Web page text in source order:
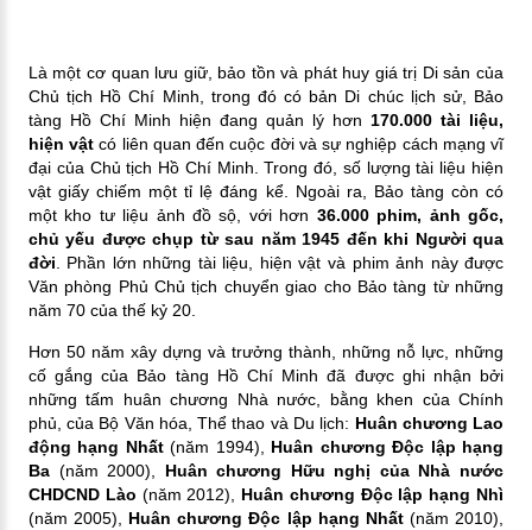
Là một cơ quan lưu giữ, bảo tồn và phát huy giá trị Di sản của
Chủ tịch Hồ Chí Minh, trong đó có bản Di chúc lịch sử, Bảo
tàng Hồ Chí Minh hiện đang quản lý hơn 170.000 tài liệu,
hiện vậtcó liên quan đến cuộc đời và sự nghiệp cách mạng vĩ
đại của Chủ tịch Hồ Chí Minh. Trong đó, số lượng tài liệu hiện
vật giấy chiếm một tỉ lệ đáng kể. Ngoài ra, Bảo tàng còn có
một kho tư liệu ảnh đồ sộ, với hơn 36.000 phim, ảnh gốc,
chủ yếu được chụp từ sau năm 1945 đến khi Người qua
đời . Phần lớn những tài liệu, hiện vật và phim ảnh này được
Văn phòng Phủ Chủ tịch chuyển giao cho Bảo tàng từ những
năm 70 của thế kỷ 20.
Hơn 50 năm xây dựng và trưởng thành, những nỗ lực, những
cố gắng của Bảo tàng Hồ Chí Minh đã được ghi nhận bởi
những tấm huân chương Nhà nước, bằng khen của Chính
phủ, của Bộ Văn hóa, Thể thao và Du lịch: Huân chương Lao
động hạng Nhất(năm 1994), Huân chương Độc lập hạng
Ba(năm 2000), Huân chương Hữu nghị của Nhà nước
CHDCND Lào (năm 2012), Huân chương Độc lập hạng Nhì
(năm 2005), Huân chương Độc lập hạng Nhất (năm 2010),